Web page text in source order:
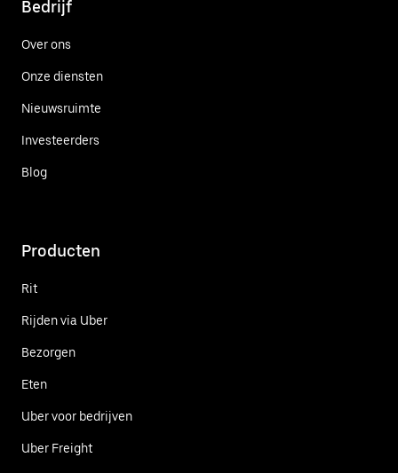
Bedrijf
Over ons
Onze diensten
Nieuwsruimte
Investeerders
Blog
Producten
Rit
Rijden via Uber
Bezorgen
Eten
Uber voor bedrijven
Uber Freight